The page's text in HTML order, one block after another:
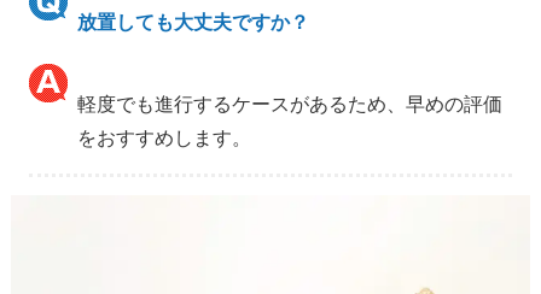
放置しても大丈夫ですか？
軽度でも進行するケースがあるため、早めの評価
をおすすめします。